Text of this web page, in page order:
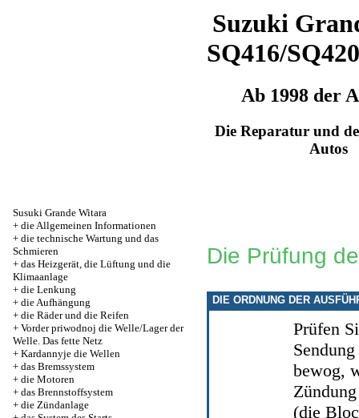
Suzuki
SQ416/
Ab 1998 der
Die Reparatur und
Autos
Susuki Grande Witara
+ die Allgemeinen Informationen
+ die technische Wartung und das
Schmieren
+ das Heizgerät, die Lüftung und die
Klimaanlage
+ die Lenkung
+ die Aufhängung
+ die Räder und die Reifen
+ Vorder priwodnoj die Welle/Lager der
Welle. Das fette Netz
+ Kardannyje die Wellen
+ das Bremssystem
+ die Motoren
+ das Brennstoffsystem
+ die Zündanlage
Die Prüfung
DIE ORDNUNG DER
Prüfen
bewog,
(die